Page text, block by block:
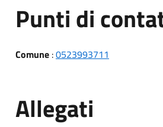
Punti di
Comune:0523993711
Allegati